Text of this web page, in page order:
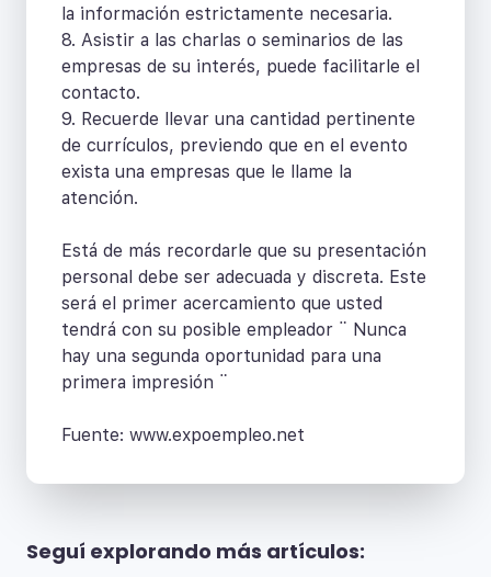
la información estrictamente necesaria.
8. Asistir a las charlas o seminarios de las
empresas de su interés, puede facilitarle el
contacto.
9. Recuerde llevar una cantidad pertinente
de currículos, previendo que en el evento
exista una empresas que le llame la
atención.
Está de más recordarle que su presentación
personal debe ser adecuada y discreta. Este
será el primer acercamiento que usted
tendrá con su posible empleador ¨ Nunca
hay una segunda oportunidad para una
primera impresión ¨
Fuente: www.expoempleo.net
Seguí explorando más artículos: